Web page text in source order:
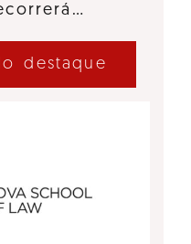
destaque